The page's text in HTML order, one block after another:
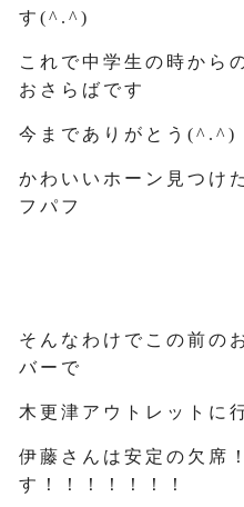
す(^.^)
これで中学生の時から
おさらばです
今までありがとう(^.^)
かわいいホーン見つけ
フパフ
そんなわけでこの前の
バーで
木更津アウトレットに
伊藤さんは安定の欠席
す！！！！！！！